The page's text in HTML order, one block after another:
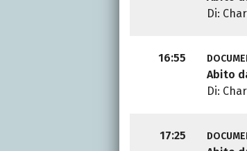
Di:
16:55
Abito
Di:
17:25